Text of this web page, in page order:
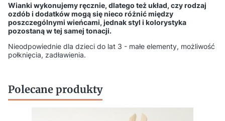
Wianki wykonujemy ręcznie, dlatego też układ, czy rodzaj
ozdób i dodatków mogą się nieco różnić między
poszczególnymi wieńcami, jednak styl i kolorystyka
pozostaną w tej samej tonacji.
Nieodpowiednie dla dzieci do lat 3 - małe elementy, możliwość
połknięcia, zadławienia.
Polecane produkty